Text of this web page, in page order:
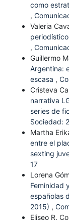
como
,
Valeria
,
Guillermo
Argentina:
escasa ,
Cristeva
narrativa
series de
Sociedad:
Martha
entre el
sexting
17
Lorena
Feminidad
españolas
2015) ,
Eliseo R.